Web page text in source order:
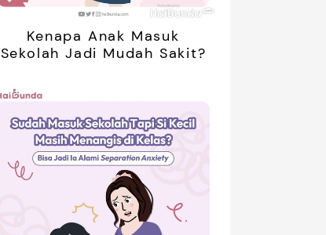
Kenapa Anak Masuk
Sekolah Jadi Mudah Sakit?